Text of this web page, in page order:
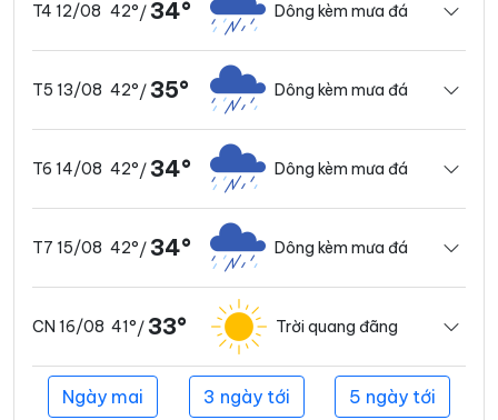
T4 12/08 42°/ 34° Dông kèm mưa đá
T5 13/08 42°/ 35° Dông kèm mưa đá
T6 14/08 42°/ 34° Dông kèm mưa đá
T7 15/08 42°/ 34° Dông kèm mưa đá
CN 16/08 41°/ 33° Trời quang đãng
Ngày mai 3 ngày tới 5 ngày tới